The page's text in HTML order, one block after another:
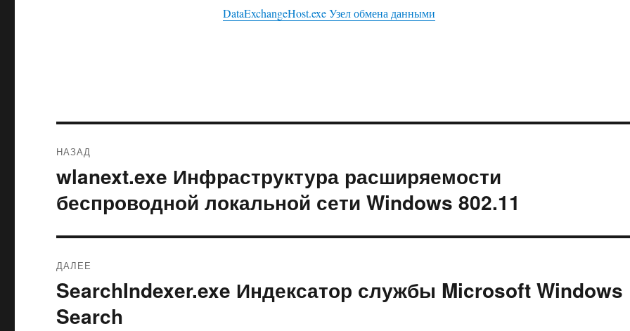
DataExchangeHost.exe Узел обмена данными
по
записям
НАЗАД
Предыдущая
запись:
wlanext.exe Инфраструктура расширяемости
беспроводной локальной сети Windows 802.11
ДАЛЕЕ
Следующая
запись:
SearchIndexer.exe Индексатор службы Microsoft Windows
Search